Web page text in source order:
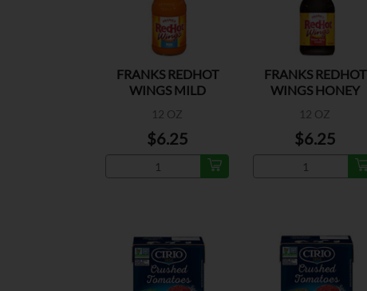
FRANKS REDHOT
WINGS MILD
12 OZ
$6.25
FRANKS REDHOT
WINGS HONEY
12 OZ
$6.25